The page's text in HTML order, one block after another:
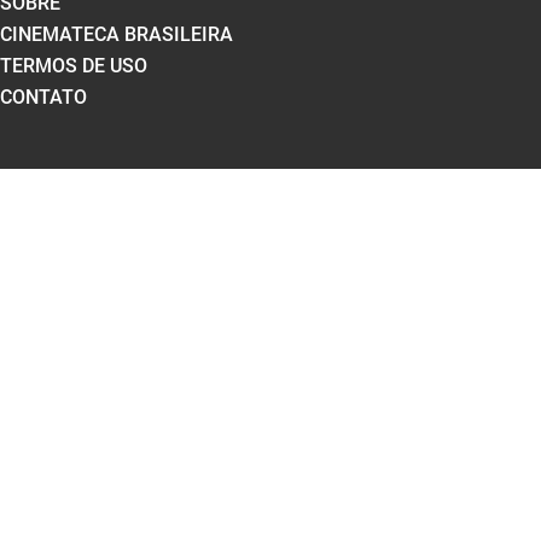
CINEMATECA BRASILEIRA
TERMOS DE USO
CONTATO